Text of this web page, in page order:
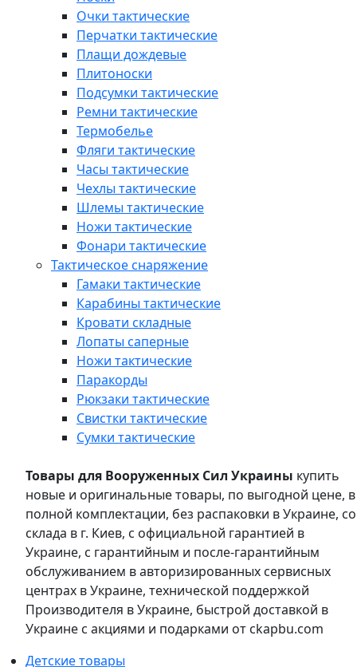
Очки тактические
Перчатки тактические
Плащи дождевые
Плитоноски
Подсумки тактические
Ремни тактические
Термобелье
Фляги тактические
Часы тактические
Чехлы тактические
Шлемы тактические
Ножи тактические
Фонари тактические
Тактическое снаряжение
Гамаки тактические
Карабины тактические
Кровати складные
Лопаты саперные
Ножи тактические
Паракорды
Рюкзаки тактические
Свистки тактические
Сумки тактические
Товары для Вооруженных Сил Украины купить
новые и оригинальные товары, по выгодной цене, в
полной комплектации, без распаковки в Украине, со
склада в г. Киев, с официальной гарантией в
Украине, с гарантийным и после-гарантийным
обслуживанием в авторизированных сервисных
центрах в Украине, технической поддержкой
Производителя в Украине, быстрой доставкой в
Украине с акциями и подарками от ckapbu.com
Детские товары